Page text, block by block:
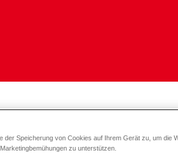
der Speicherung von Cookies auf Ihrem Gerät zu, um die
zu unterstützen.